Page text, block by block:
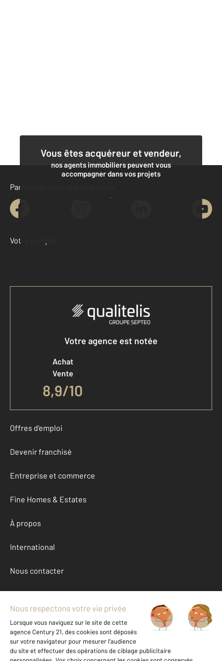
Vous êtes acquéreur et vendeur,
nos agents immobiliers peuvent vous
accompagner dans vos projets
Contacter l'agence
Demander une estimation
Parlons de vous, parlons biens
Votre compte :
Accéder à mon compte
Votre agence est notée
Achat
Vente
8,9/10
Offres d'emploi
Devenir franchisé
Entreprise et commerce
Fine Homes & Estates
À propos
International
Nous contacter
Mentions légales & CGU et Barèmes d'honoraires
Données personnelles
Gestionnaire des cookies